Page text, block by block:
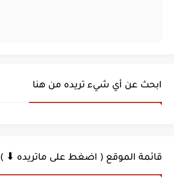
ابحث عن أي شيء تريده من هنا
قائمة الموقع ( اضغط على ماتريده ⬇ )